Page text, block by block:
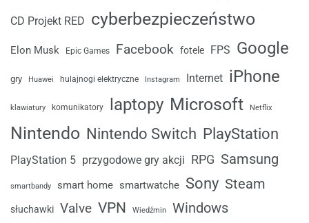
CD Projekt RED cyberbezpieczeństwo
Elon Musk Epic Games Facebook fotele FPS Google
gry Huawei hulajnogi elektryczne Instagram Internet iPhone
klawiatury komunikatory laptopy Microsoft Netflix
Nintendo Nintendo Switch PlayStation
PlayStation 5 przygodowe gry akcji RPG Samsung
smartbandy smart home smartwatche Sony Steam
słuchawki Valve VPN Wiedźmin Windows